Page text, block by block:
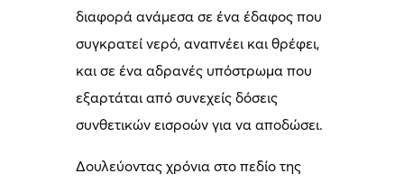
διαφορά ανάμεσα σε ένα έδαφος που
συγκρατεί νερό, αναπνέει και θρέφει,
και σε ένα αδρανές υπόστρωμα που
εξαρτάται από συνεχείς δόσεις
συνθετικών εισροών για να αποδώσει.
Δουλεύοντας χρόνια στο πεδίο της